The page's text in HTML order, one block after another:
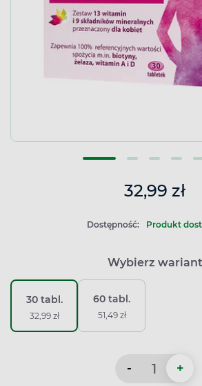
32,99 zł
Dostępność: Produkt
Wybierz wariant
30 tabl.
32,99 zł
60 tabl.
51,49 zł
- +